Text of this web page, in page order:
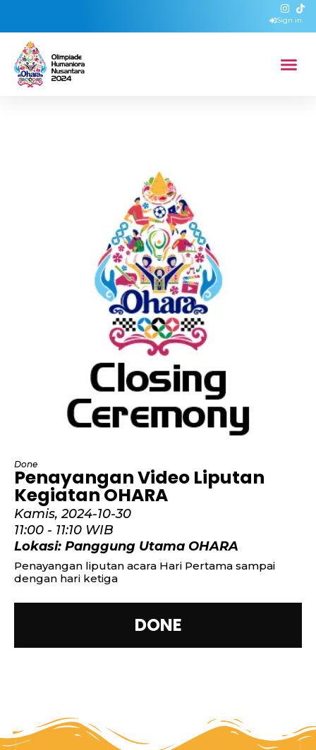
Sign in
Done
Penayangan Video Liputan
Kegiatan OHARA
Kamis, 2024-10-30
11:00 - 11:10 WIB
Lokasi: Panggung Utama OHARA
Penayangan liputan acara Hari Pertama sampai
dengan hari ketiga
DONE